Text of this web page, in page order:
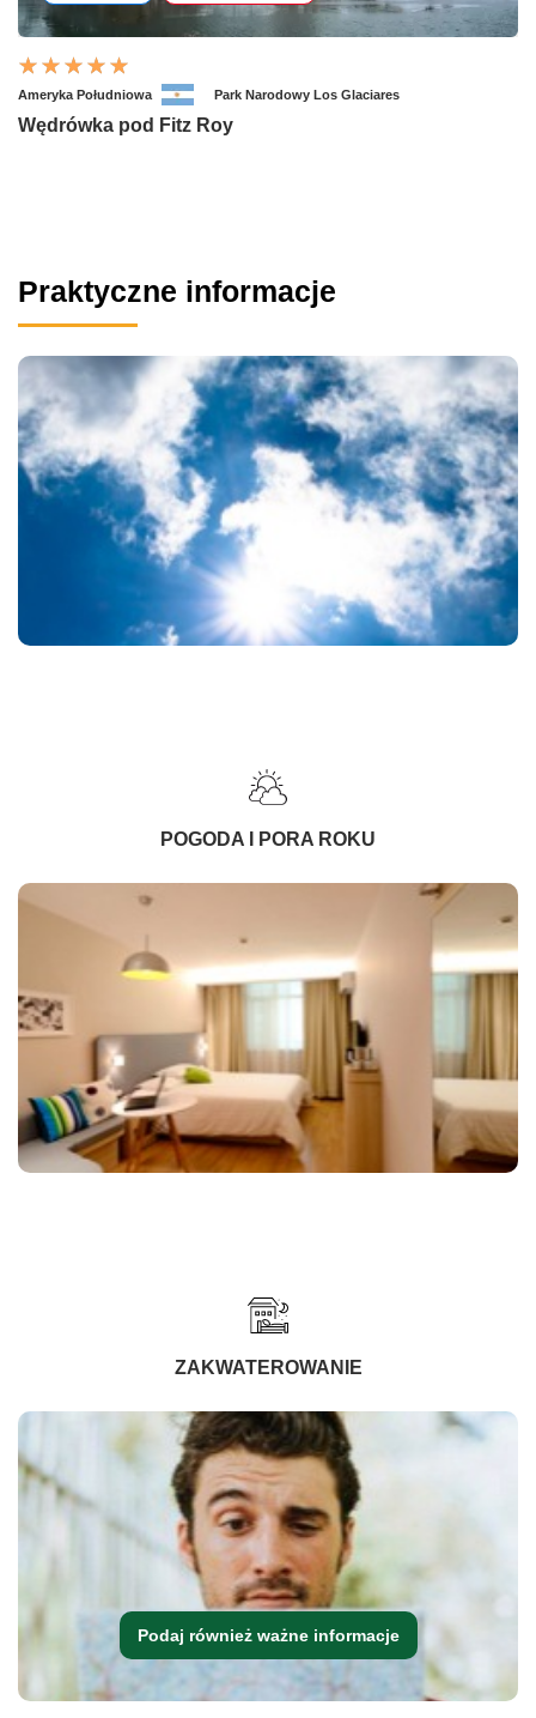
Ameryka Południowa Park Narodowy Los Glaciares
Wędrówka pod Fitz Roy
Praktyczne informacje
POGODA I PORA ROKU
ZAKWATEROWANIE
Podaj również ważne informacje